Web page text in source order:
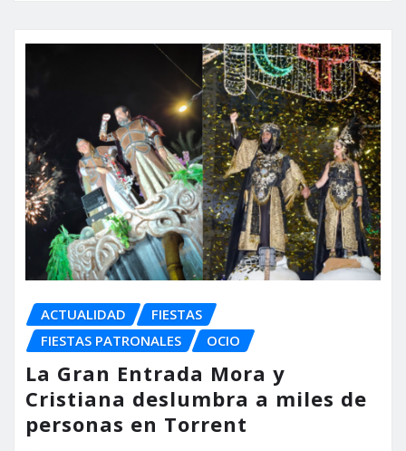
ACTUALIDAD
FIESTAS
FIESTAS PATRONALES
OCIO
La Gran Entrada Mora y
Cristiana deslumbra a miles de
personas en Torrent